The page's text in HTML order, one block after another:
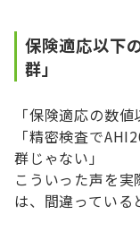
保険適応以下
群」
「保険適応の数
「精密検査で
群じゃない」
こういった声を
は、間違っている